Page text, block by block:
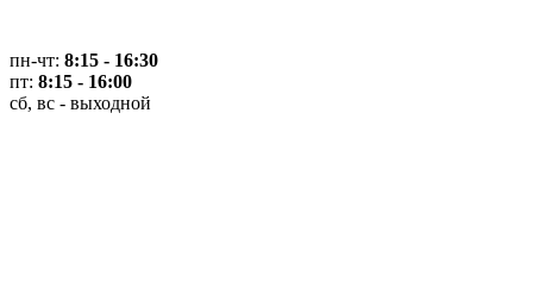
пн-чт: 8:15 - 16:30
пт: 8:15 - 16:00
сб, вс - выходной